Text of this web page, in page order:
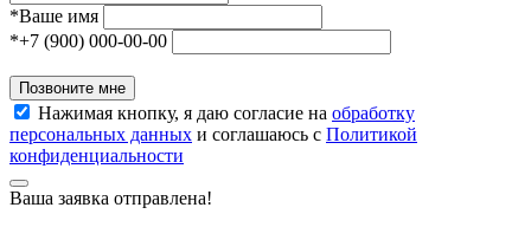
*Ваше имя
*+7 (900) 000-00-00
Позвоните мне
Нажимая кнопку, я даю согласие на обработку
персональных данных и соглашаюсь с Политикой
конфиденциальности
Ваша заявка отправлена!